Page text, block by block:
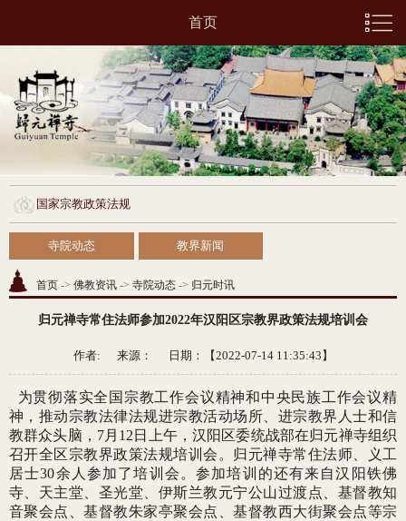
首页
国家宗教政策法规
寺院动态 教界新闻
首页 -> 佛教资讯 -> 寺院动态 -> 归元时讯
归元禅寺常住法师参加2022年汉阳区宗教界政策法规培训会
作者: 来源： 日期：【2022-07-14 11:35:43】
为贯彻落实全国宗教工作会议精神和中央民族工作会议精
神，推动宗教法律法规进宗教活动场所、进宗教界人士和信
教群众头脑，7月12日上午，汉阳区委统战部在归元禅寺组织
召开全区宗教界政策法规培训会。归元禅寺常住法师、义工
居士30余人参加了培训会。参加培训的还有来自汉阳铁佛
寺、天主堂、圣光堂、伊斯兰教元宁公山过渡点、基督教知
音聚会点、基督教朱家亭聚会点、基督教西大街聚会点等宗